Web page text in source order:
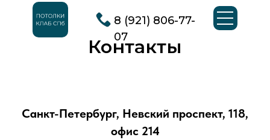
8 (921) 806-77-
07
Контакты
Санкт-Петербург, Невский проспект, 118,
офис 214